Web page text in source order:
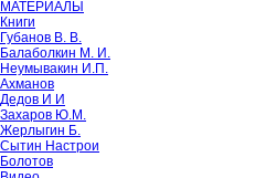
МАТЕРИАЛЫ
Книги
Губанов В. В.
Балаболкин М. И.
Неумывакин И.П.
Ахманов
Дедов И И
Захаров Ю.М.
Жерлыгин Б.
Сытин Настрои
Болотов